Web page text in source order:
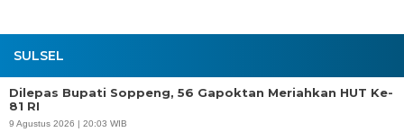
SULSEL
Dilepas Bupati Soppeng, 56 Gapoktan Meriahkan HUT Ke-
81 RI
9 Agustus 2026 | 20:03 WIB